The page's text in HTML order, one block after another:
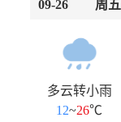
09-26 周五
多云转小雨
12~26℃